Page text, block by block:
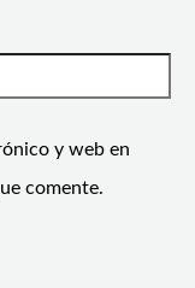
y web en
comente.